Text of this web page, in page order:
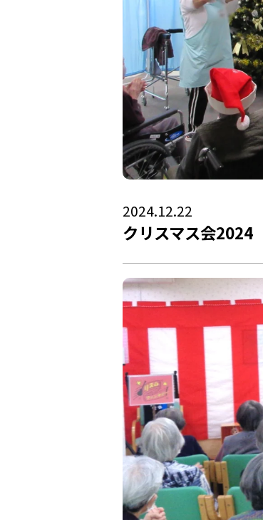
2024.12.22
クリスマス会2024